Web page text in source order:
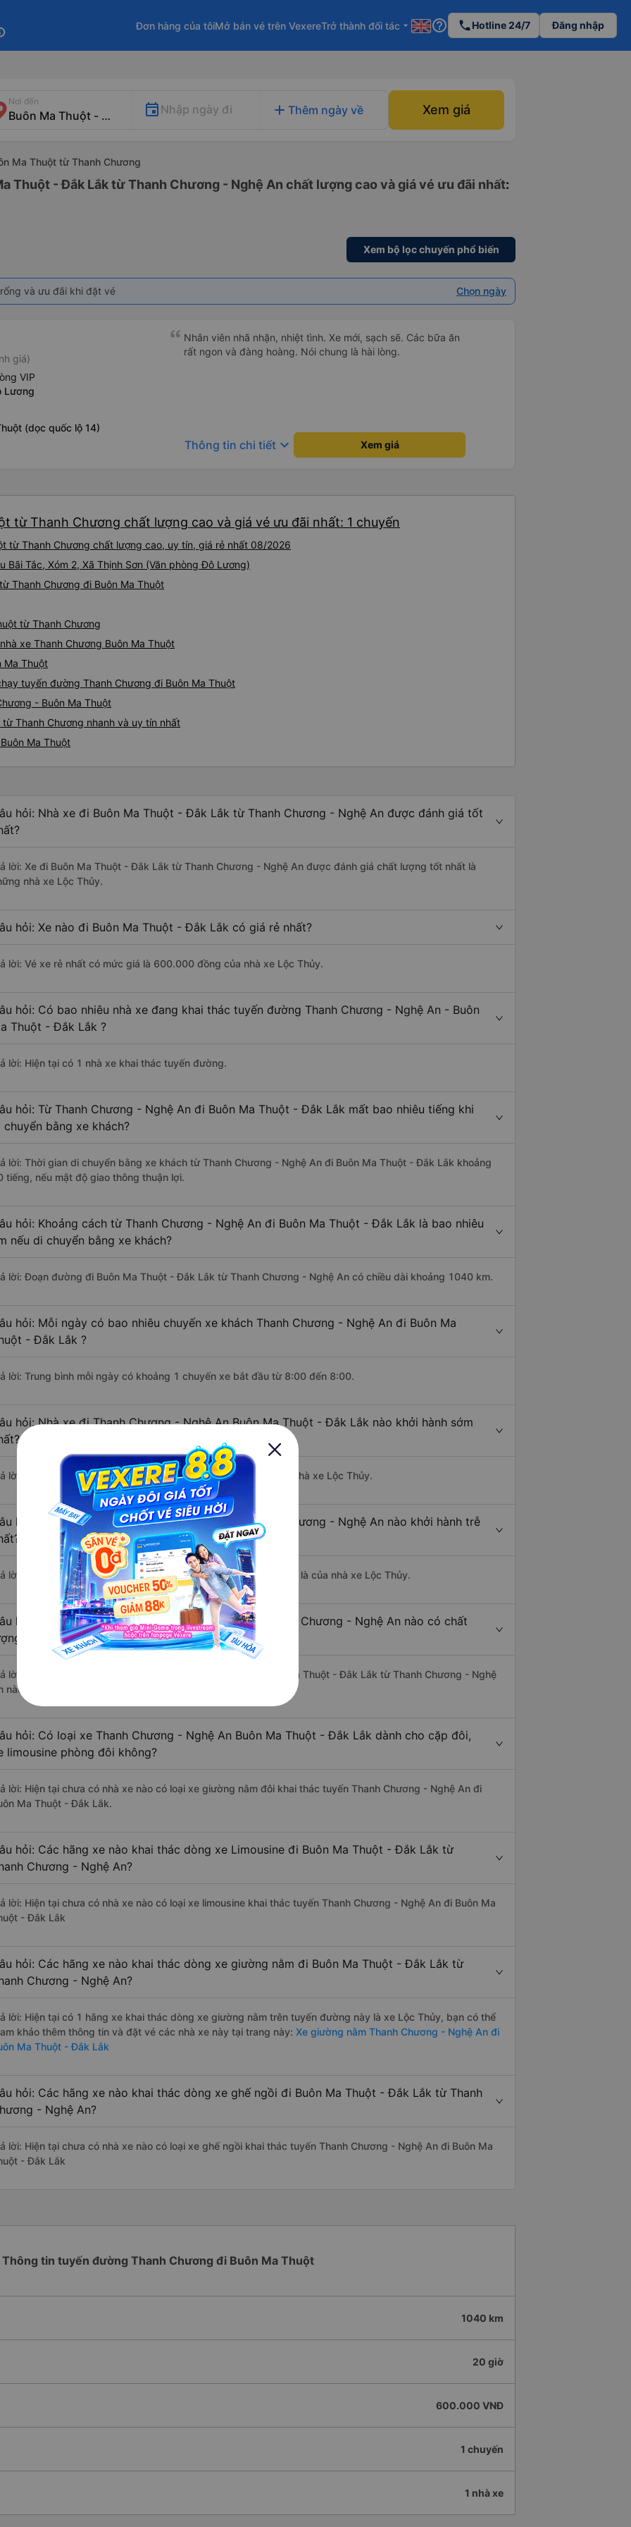
Đơn hàng của tôiMở bán vé trên VexereTrở thành đối tác arrow_drop_down help_outline phoneHotline 24/7 Đăng nhập
Nơi đến
Nhập ngày đi add Thêm ngày về Xem giá
Ma Thuột từ Thanh Chương
Thuột - Đắk Lắk từ Thanh Chương - Nghệ An chất lượng cao và giá vé ưu đãi nhất:
Xem bộ lọc chuyến phổ biến
và ưu đãi khi đặt vé Chọn ngày
giá)
VIP
Lương
(dọc quốc lộ 14)
Nhân viên nhã nhặn, nhiệt tình. Xe mới, sạch sẽ. Các bữa ăn
rất ngon và đàng hoàng. Nói chung là hài lòng.
Thông tin chi tiết keyboard_arrow_down Xem giá
từ Thanh Chương chất lượng cao và giá vé ưu đãi nhất: 1 chuyến
từ Thanh Chương chất lượng cao, uy tín, giá rẻ nhất 08/2026
Bãi Tắc, Xóm 2, Xã Thịnh Sơn (Văn phòng Đô Lương)
Thanh Chương đi Buôn Ma Thuột
từ Thanh Chương
xe Thanh Chương Buôn Ma Thuột
Ma Thuột
tuyến đường Thanh Chương đi Buôn Ma Thuột
- Buôn Ma Thuột
Thanh Chương nhanh và uy tín nhất
Ma Thuột
hỏi: Nhà xe đi Buôn Ma Thuột - Đắk Lắk từ Thanh Chương - Nghệ An được đánh giá tốt
lời: Xe đi Buôn Ma Thuột - Đắk Lắk từ Thanh Chương - Nghệ An được đánh giá chất lượng tốt nhất là
nhà xe Lộc Thủy.
hỏi: Xe nào đi Buôn Ma Thuột - Đắk Lắk có giá rẻ nhất?
lời: Vé xe rẻ nhất có mức giá là 600.000 đồng của nhà xe Lộc Thủy.
hỏi: Có bao nhiêu nhà xe đang khai thác tuyến đường Thanh Chương - Nghệ An - Buôn
Thuột - Đắk Lắk ?
lời: Hiện tại có 1 nhà xe khai thác tuyến đường.
hỏi: Từ Thanh Chương - Nghệ An đi Buôn Ma Thuột - Đắk Lắk mất bao nhiêu tiếng khi
chuyển bằng xe khách?
lời: Thời gian di chuyển bằng xe khách từ Thanh Chương - Nghệ An đi Buôn Ma Thuột - Đắk Lắk khoảng
tiếng, nếu mật độ giao thông thuận lợi.
hỏi: Khoảng cách từ Thanh Chương - Nghệ An đi Buôn Ma Thuột - Đắk Lắk là bao nhiêu
nếu di chuyển bằng xe khách?
lời: Đoạn đường đi Buôn Ma Thuột - Đắk Lắk từ Thanh Chương - Nghệ An có chiều dài khoảng 1040 km.
hỏi: Mỗi ngày có bao nhiêu chuyến xe khách Thanh Chương - Nghệ An đi Buôn Ma
- Đắk Lắk ?
lời: Trung bình mỗi ngày có khoảng 1 chuyến xe bắt đầu từ 8:00 đến 8:00.
hỏi: Nhà xe đi Thanh Chương - Nghệ An Buôn Ma Thuột - Đắk Lắk nào khởi hành sớm
lời: Chuyến xe có giờ xuất phát sớm nhất vào lúc 8:00 là của nhà xe Lộc Thủy.
hỏi: Nhà xe đi Buôn Ma Thuột - Đắk Lắk từ Thanh Chương - Nghệ An nào khởi hành trễ
lời: Chuyến xe có giờ xuất phát trễ (muộn) nhất là vào lúc 8:00 là của nhà xe Lộc Thủy.
hỏi: Review xe đi Buôn Ma Thuột - Đắk Lắk từ Thanh Chương - Nghệ An nào có chất
tốt, xuất sắc, cao cấp nhất?
lời: Tạm thời chưa đủ review để đánh giá có nhà xe đi Buôn Ma Thuột - Đắk Lắk từ Thanh Chương - Nghệ
nào ở tuyến đường này có chất lượng xuất sắc.
hỏi: Có loại xe Thanh Chương - Nghệ An Buôn Ma Thuột - Đắk Lắk dành cho cặp đôi,
limousine phòng đôi không?
lời: Hiện tại chưa có nhà xe nào có loại xe giường nằm đôi khai thác tuyến Thanh Chương - Nghệ An đi
Ma Thuột - Đắk Lắk.
hỏi: Các hãng xe nào khai thác dòng xe Limousine đi Buôn Ma Thuột - Đắk Lắk từ
Chương - Nghệ An?
lời: Hiện tại chưa có nhà xe nào có loại xe limousine khai thác tuyến Thanh Chương - Nghệ An đi Buôn Ma
- Đắk Lắk
hỏi: Các hãng xe nào khai thác dòng xe giường nằm đi Buôn Ma Thuột - Đắk Lắk từ
Chương - Nghệ An?
lời: Hiện tại có 1 hãng xe khai thác dòng xe giường nằm trên tuyến đường này là xe Lộc Thủy, bạn có thể
khảo thêm thông tin và đặt vé các nhà xe này tại trang này: Xe giường nằm Thanh Chương - Nghệ An đi
Ma Thuột - Đắk Lắk
hỏi: Các hãng xe nào khai thác dòng xe ghế ngồi đi Buôn Ma Thuột - Đắk Lắk từ Thanh
- Nghệ An?
lời: Hiện tại chưa có nhà xe nào có loại xe ghế ngồi khai thác tuyến Thanh Chương - Nghệ An đi Buôn Ma
- Đắk Lắk
Thông tin tuyến đường Thanh Chương đi Buôn Ma Thuột
1040 km
20 giờ
600.000 VNĐ
1 chuyến
1 nhà xe